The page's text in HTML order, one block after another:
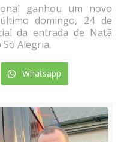
ganhou um novo
domingo, 24 de
da entrada de Natã
Alegria.
Whatsapp